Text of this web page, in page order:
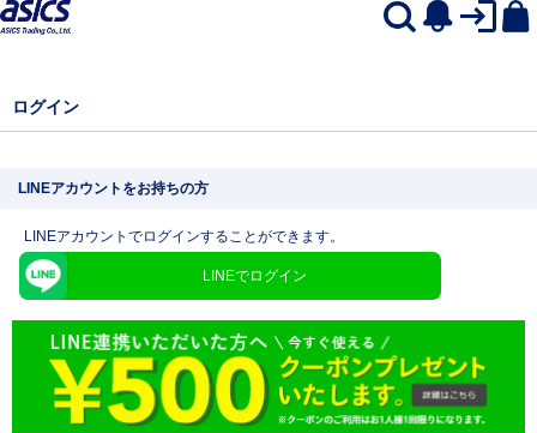
ログイン
LINEアカウントをお持ちの方
LINEアカウントでログインすることができます。
LINEでログイン